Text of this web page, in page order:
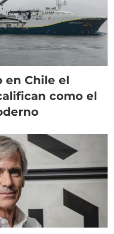
en Chile el
como el